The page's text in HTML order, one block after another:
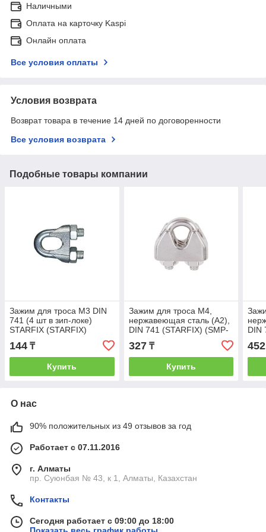
Наличными
Оплата на карточку Kaspi
Онлайн оплата
Все условия оплаты
Условия возврата
Возврат товара в течение 14 дней по договоренности
Все условия возврата
Подобные товары компании
Зажим для троса М3 DIN
741 (4 шт в зип-локе)
STARFIX (STARFIX)
(SMM1-46584-4)
144 ₸
Купить
Зажим для троса М4,
нержавеющая сталь (А2),
DIN 741 (STARFIX) (SMP-
75592-1)
327₸
Купить
DIN
452
О нас
90% положительных из 49 отзывов за год
Работает с 07.11.2016
г. Алматы
пр. Суюнбая № 43, к 1, Алматы, Казахстан
Контакты
Сегодня работает с 09:00 до 18:00